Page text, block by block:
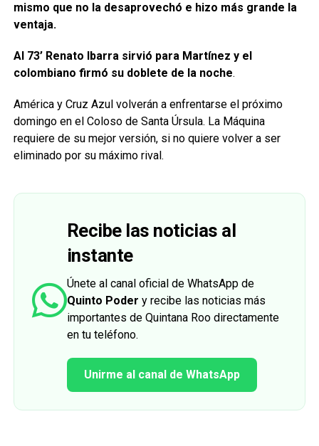
mismo que no la desaprovechó e hizo más grande la
ventaja.
Al 73’ Renato Ibarra sirvió para Martínez y el
colombiano firmó su doblete de la noche.
América y Cruz Azul volverán a enfrentarse el próximo
domingo en el Coloso de Santa Úrsula. La Máquina
requiere de su mejor versión, si no quiere volver a ser
eliminado por su máximo rival.
Recibe las noticias al
instante
Únete al canal oficial de WhatsApp de
Quinto Poder y recibe las noticias más
importantes de Quintana Roo directamente
en tu teléfono.
Unirme al canal de WhatsApp